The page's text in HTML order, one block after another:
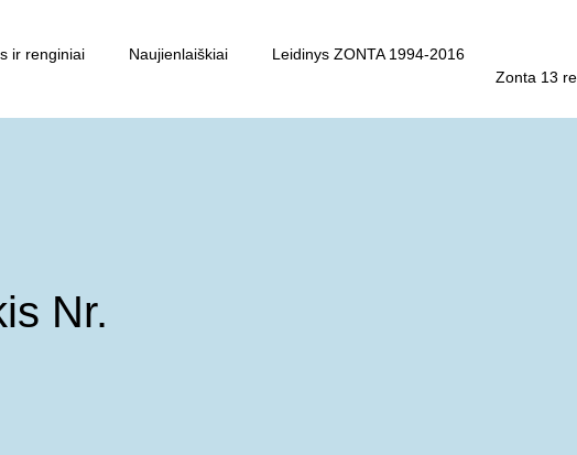
ir renginiai Naujienlaiškiai
Leidinys ZONTA 1994-2016
Zonta 13
Nr.